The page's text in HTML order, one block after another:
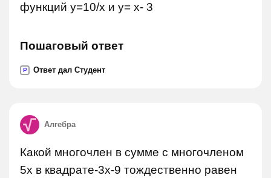
функций у=10/х и у= х- 3
Пошаговый ответ
P Ответ дал Студент
Алгебра
Какой многочлен в сумме с многочленом
5x в квадрате-3x-9 тождественно равен